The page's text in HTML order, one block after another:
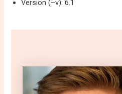
Version (–v): 6.1